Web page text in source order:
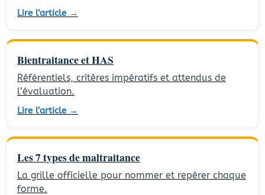
Lire l’article →
Bientraitance et HAS
Référentiels, critères impératifs et attendus de
l’évaluation.
Lire l’article →
Les 7 types de maltraitance
La grille officielle pour nommer et repérer chaque
forme.